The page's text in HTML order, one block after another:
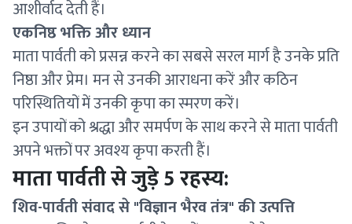
आशीर्वाद देती हैं।
एकनिष्ठ भक्ति और ध्यान
माता पार्वती को प्रसन्न करने का सबसे सरल मार्ग है उनके प्रति
निष्ठा और प्रेम। मन से उनकी आराधना करें और कठिन
परिस्थितियों में उनकी कृपा का स्मरण करें।
इन उपायों को श्रद्धा और समर्पण के साथ करने से माता पार्वती
अपने भक्तों पर अवश्य कृपा करती हैं।
माता पार्वती से जुड़े 5 रहस्य:
शिव-पार्वती संवाद से "विज्ञान भैरव तंत्र" की उत्पत्ति